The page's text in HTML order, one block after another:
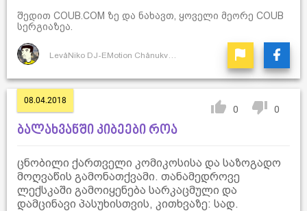
შედით COUB.COM ზე და ნახავთ, ყოველი მეორე COUB
სერგიაზეა.
LevåNiko DJ-EMotion ChånukvåDze
08.04.2018
0 0
ბალახვანში კიბეები როა
ცნობილი ქართველი კომიკოსისა და საზოგადო
მოღვაწის გამონათქვამი. თანამედროვე
ლექსკაში გამოიყენება სარკაცმული და
დამცინავი პასუხისთვის, კითხვაზე: სად.